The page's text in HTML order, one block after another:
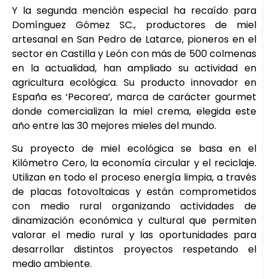
Y la segunda mención especial ha recaído para
Domínguez Gómez SC., productores de miel
artesanal en San Pedro de Latarce, pioneros en el
sector en Castilla y León con más de 500 colmenas
en la actualidad, han ampliado su actividad en
agricultura ecológica. Su producto innovador en
España es ‘Pecorea’, marca de carácter gourmet
donde comercializan la miel crema, elegida este
año entre las 30 mejores mieles del mundo.
Su proyecto de miel ecológica se basa en el
Kilómetro Cero, la economía circular y el reciclaje.
Utilizan en todo el proceso energía limpia, a través
de placas fotovoltaicas y están comprometidos
con medio rural organizando actividades de
dinamización económica y cultural que permiten
valorar el medio rural y las oportunidades para
desarrollar distintos proyectos respetando el
medio ambiente.